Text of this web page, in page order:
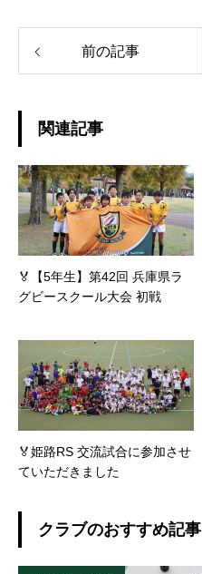
前の記事
関連記事
🏅【5年生】第42回 兵庫県ラ
グビースクール大会 初戦
🏅姫路RS 交流試合に参加させ
ていただきました
クラブのおすすめ記事